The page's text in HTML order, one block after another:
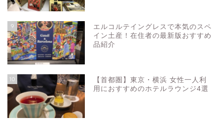
9
エルコルテイングレスで本気のスペ
イン土産！在住者の最新版おすすめ
品紹介
10
【首都圏】東京・横浜 女性一人利
用におすすめのホテルラウンジ4選